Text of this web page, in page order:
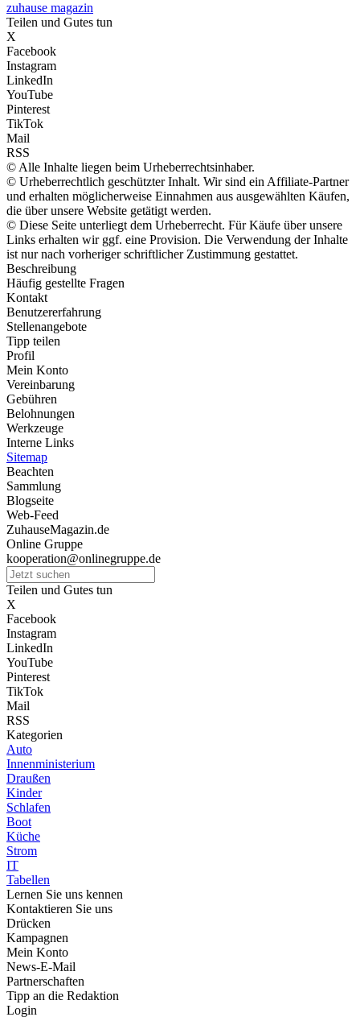
zuhause magazin
Teilen und Gutes tun
X
Facebook
Instagram
LinkedIn
YouTube
Pinterest
TikTok
Mail
RSS
© Alle Inhalte liegen beim Urheberrechtsinhaber.
© Urheberrechtlich geschützter Inhalt. Wir sind ein Affiliate-Partner
und erhalten möglicherweise Einnahmen aus ausgewählten Käufen,
die über unsere Website getätigt werden.
© Diese Seite unterliegt dem Urheberrecht. Für Käufe über unsere
Links erhalten wir ggf. eine Provision. Die Verwendung der Inhalte
ist nur nach vorheriger schriftlicher Zustimmung gestattet.
Beschreibung
Häufig gestellte Fragen
Kontakt
Benutzererfahrung
Stellenangebote
Tipp teilen
Profil
Mein Konto
Vereinbarung
Gebühren
Belohnungen
Werkzeuge
Interne Links
Sitemap
Beachten
Sammlung
Blogseite
Web-Feed
ZuhauseMagazin.de
Online Gruppe
kooperation@onlinegruppe.de
Teilen und Gutes tun
X
Facebook
Instagram
LinkedIn
YouTube
Pinterest
TikTok
Mail
RSS
Kategorien
Auto
Innenministerium
Draußen
Kinder
Schlafen
Boot
Küche
Strom
IT
Tabellen
Lernen Sie uns kennen
Kontaktieren Sie uns
Drücken
Kampagnen
Mein Konto
News-E-Mail
Partnerschaften
Tipp an die Redaktion
Login